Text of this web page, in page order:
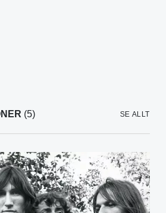
(5) SE ALLT